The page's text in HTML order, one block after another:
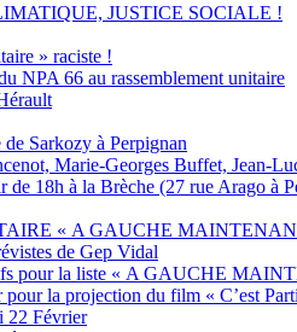
JUSTICE SOCIALE !
» raciste !
NPA 66 au rassemblement unitaire
Sarkozy à Perpignan
Marie-Georges Buffet, Jean-
18h à la Brèche (27 rue Arago à
« A GAUCHE
de Gep Vidal
pour la liste « A GAUCHE
la projection du film « C’est
22 Février